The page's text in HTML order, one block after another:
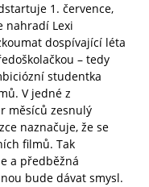
1. července,
nahradí Lexi
dospívající léta
– tedy
studentka
V jedné z
měsíců zesnulý
naznačuje, že se
filmů. Tak
a předběžná
bude dávat smysl.